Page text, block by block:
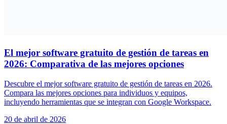
El mejor software gratuito de gestión de tareas en
2026: Comparativa de las mejores opciones
Descubre el mejor software gratuito de gestión de tareas en 2026.
Compara las mejores opciones para individuos y equipos,
incluyendo herramientas que se integran con Google Workspace.
20 de abril de 2026